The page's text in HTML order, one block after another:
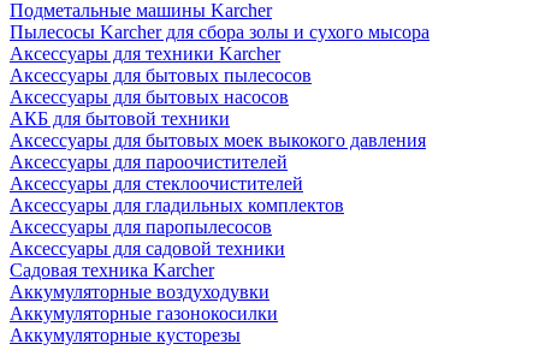
Подметальные машины Karcher
Пылесосы Karcher для сбора золы и сухого мысора
Аксессуары для техники Karcher
Аксессуары для бытовых пылесосов
Аксессуары для бытовых насосов
АКБ для бытовой техники
Аксессуары для бытовых моек выкокого давления
Аксессуары для пароочистителей
Аксессуары для стеклоочистителей
Аксессуары для гладильных комплектов
Аксессуары для паропылесосов
Аксессуары для садовой техники
Садовая техника Karcher
Аккумуляторные воздуходувки
Аккумуляторные газонокосилки
Аккумуляторные кусторезы